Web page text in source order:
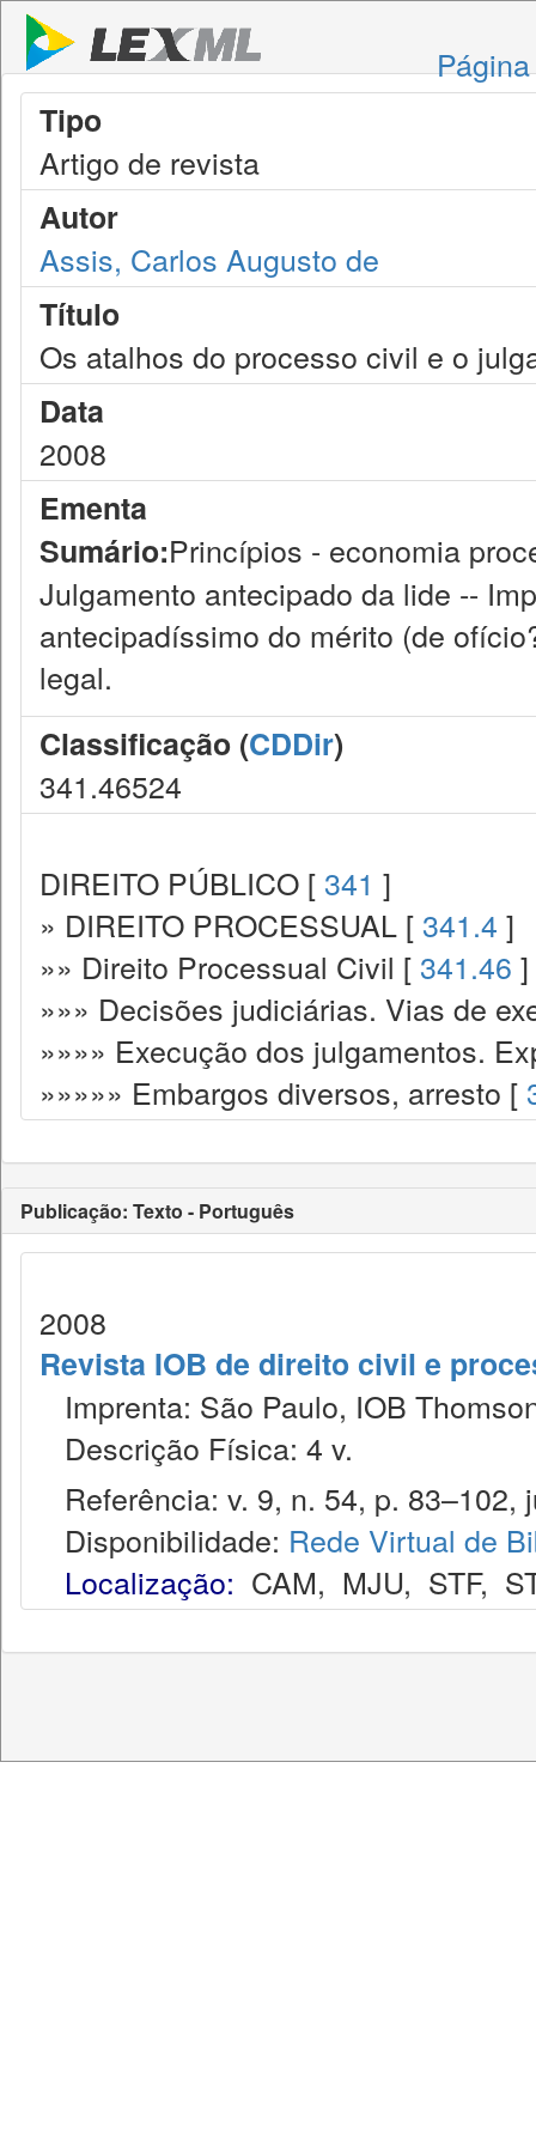
Tipo
Artigo de revista
Autor
Assis, Carlos Augusto de
Título
Os atalhos do processo civil e o
Data
2008
Ementa
Sumário:Princípios - economia
Julgamento antecipado da lide --
antecipadíssimo do mérito (de
legal.
Classificação (CDDir)
341.46524
DIREITO PÚBLICO [ 341 ]
» DIREITO PROCESSUAL [ 341.4 ]
»» Direito Processual Civil [ 341.46 ]
»»» Decisões judiciárias. Vias de
»»»» Execução dos julgamentos.
»»»»» Embargos diversos, arresto [
Publicação: Texto - Português
2008
Revista IOB de direito civil e
Imprenta: São Paulo, IOB
Descrição Física: 4 v.
Referência: v. 9, n. 54, p. 83–102,
Disponibilidade: Rede Virtual de
Localização: CAM, MJU, STF,